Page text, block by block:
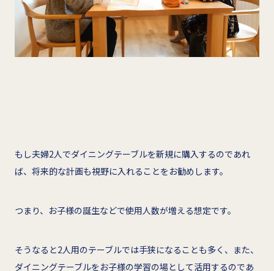
もし夫婦2人でダイニングテーブルを新規に購入するのであれ
ば、将来的な計画も視野に入れることをお勧めします。
つまり、お子様の誕生などで使用人数が増える想定です。
そうなると2人用のテーブルでは手狭になることも多く、また、
ダイニングテーブルをお子様の学習の場として活用するのであ